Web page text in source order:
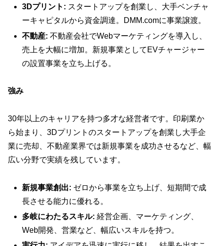
3Dプリント: スタートアップを創業し、大手ベンチャ
ーキャピタルから資金調達。DMM.comに事業譲渡。
不動産: 不動産会社でWebマーケティングを導入し、
売上を大幅に増加。新規事業としてEVチャージャー
の設置事業を立ち上げる。
強み
30年以上のキャリアを持つ多才な経営者です。印刷業か
ら始まり、3Dプリントのスタートアップを創業し大手企
業に売却、不動産業界では新規事業を成功させるなど、幅
広い分野で実績を残しています。
新規事業創出: ゼロから事業を立ち上げ、短期間で成
長させる能力に優れる。
多岐にわたるスキル: 経営企画、マーケティング、
Web開発、営業など、幅広いスキルを持つ。